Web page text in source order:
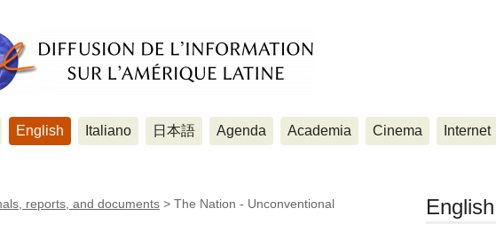
English Italiano 日本語 Agenda Academia Cinema Internet
reports, and documents > The Nation - Unconventional
English